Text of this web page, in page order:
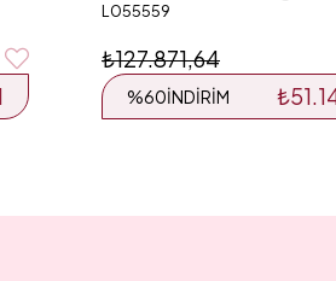
L055559
%60İNDIRIM
₺127.871,64